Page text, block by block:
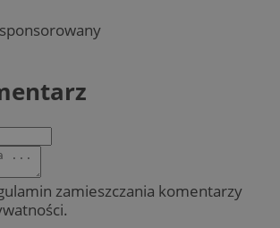
zamieszczania komentarzy